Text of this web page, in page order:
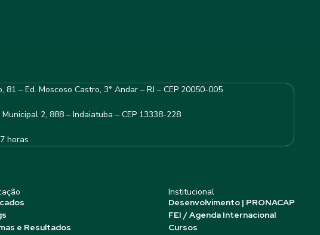
81 – Ed. Moscoso Castro, 3° Andar – RJ – CEP 20050-005
2, 888 – Indaiatuba – CEP 13338-228
horas
e Resultados
Institucional
Desenvolvimento | PRONACAP
FEI / Agenda Internacional
Cursos